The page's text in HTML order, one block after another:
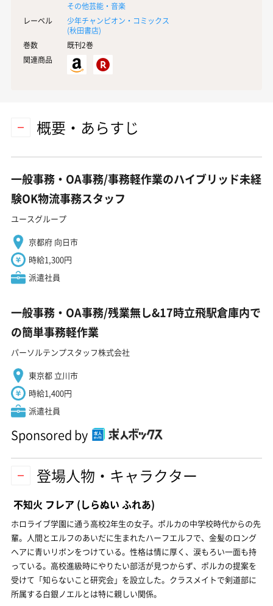
その他芸能・音楽
レーベル
少年チャンピオン・コミックス
(秋田書店)
巻数
既刊2巻
関連商品
概要・あらすじ
一般事務・OA事務/事務軽作業のハイブリッド未経
験OK物流事務スタッフ
ユースグループ
京都府 向日市
時給1,300円
派遣社員
一般事務・OA事務/残業無し&17時立飛駅倉庫内で
の簡単事務軽作業
パーソルテンプスタッフ株式会社
東京都 立川市
時給1,400円
派遣社員
Sponsored by
登場人物・キャラクター
不知火 フレア (しらぬい ふれあ)
ホロライブ学園に通う高校2年生の女子。ポルカの中学校時代からの先
輩。人間とエルフのあいだに生まれたハーフエルフで、金髪のロング
ヘアに青いリボンをつけている。性格は情に厚く、涙もろい一面も持
っている。高校進級時にやりたい部活が見つからず、ポルカの提案を
受けて「知らないこと研究会」を設立した。クラスメイトで剣道部に
所属する白銀ノエルとは特に親しい関係。